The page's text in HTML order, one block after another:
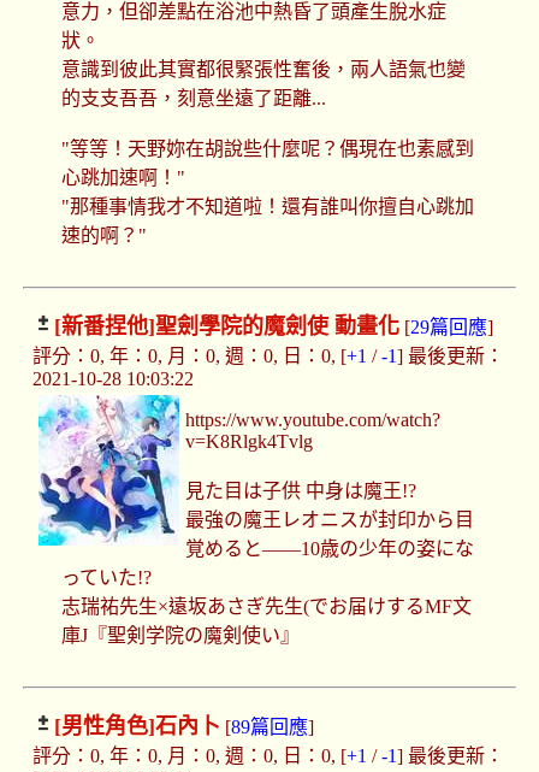
意力，但卻差點在浴池中熱昏了頭產生脫水症
狀。
意識到彼此其實都很緊張性奮後，兩人語氣也變
的支支吾吾，刻意坐遠了距離...
"等等！天野妳在胡說些什麼呢？偶現在也素感到
心跳加速啊！"
"那種事情我才不知道啦！還有誰叫你擅自心跳加
速的啊？"
[新番捏他]聖劍學院的魔劍使 動畫化[29篇回應]
評分：0, 年：0, 月：0, 週：0, 日：0, [+1 /-1] 最後更新：
2021-10-28 10:03:22
https://www.youtube.com/watch?
v=K8Rlgk4Tvlg
見た目は子供 中身は魔王!?
最強の魔王レオニスが封印から目
覚めると――10歳の少年の姿にな
っていた!?
志瑞祐先生×遠坂あさぎ先生(でお届けするMF文
庫J『聖剣学院の魔剣使い』
[男性角色]石內卜 [89篇回應]
評分：0, 年：0, 月：0, 週：0, 日：0, [+1 /-1] 最後更新：